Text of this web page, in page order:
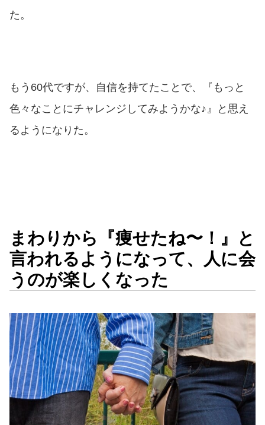
た。
もう60代ですが、自信を持てたことで、『もっと
色々なことにチャレンジしてみようかな♪』と思え
るようになりた。
まわりから『痩せたね〜！』と
言われるようになって、人に会
うのが楽しくなった